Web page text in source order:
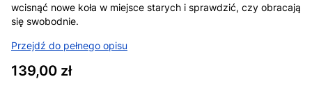
wcisnąć nowe koła w miejsce starych i sprawdzić, czy obracają
się swobodnie.
Przejdź do pełnego opisu
Cena
139,00 zł